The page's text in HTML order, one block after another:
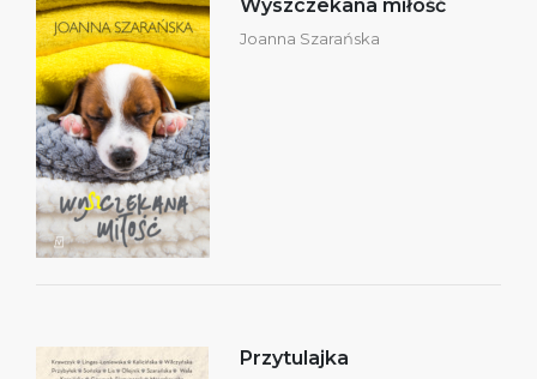
Wyszczekana miłość
Joanna Szarańska
Przytulajka